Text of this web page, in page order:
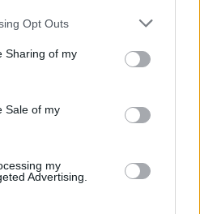
en cuenta que algún
tiene el derecho de
Sus preferencias se aplicarán
de nuevo en este sitio web o
privacidad.
Opt Outs
Sharing of my
Sale of my
my
Advertising.